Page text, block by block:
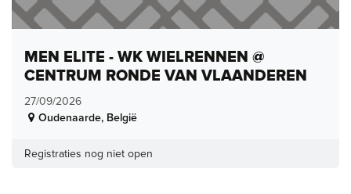
MEN ELITE - WK WIELRENNEN @
CENTRUM RONDE VAN VLAANDEREN
27/09/2026
Oudenaarde, België
Registraties nog niet open